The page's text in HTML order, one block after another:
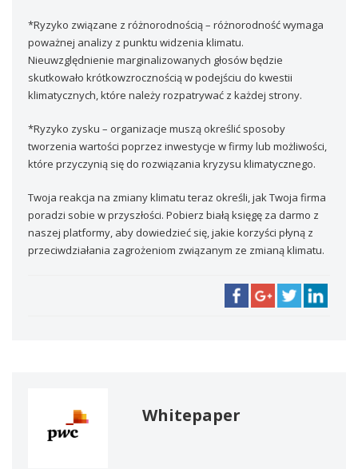
*Ryzyko związane z różnorodnością – różnorodność wymaga
poważnej analizy z punktu widzenia klimatu.
Nieuwzględnienie marginalizowanych głosów będzie
skutkowało krótkowzrocznością w podejściu do kwestii
klimatycznych, które należy rozpatrywać z każdej strony.
*Ryzyko zysku – organizacje muszą określić sposoby
tworzenia wartości poprzez inwestycje w firmy lub możliwości,
które przyczynią się do rozwiązania kryzysu klimatycznego.
Twoja reakcja na zmiany klimatu teraz określi, jak Twoja firma
poradzi sobie w przyszłości. Pobierz białą księgę za darmo z
naszej platformy, aby dowiedzieć się, jakie korzyści płyną z
przeciwdziałania zagrożeniom związanym ze zmianą klimatu.
Whitepaper